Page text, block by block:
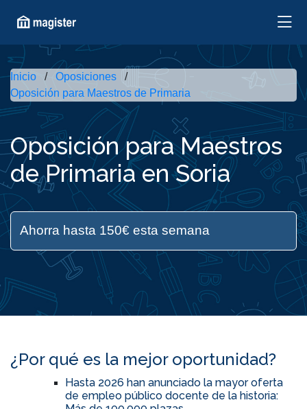
Inicio
Oposiciones
Oposición para Maestros de Primaria
Oposición para Maestros
de Primaria en Soria
Ahorra hasta 150€ esta semana
¿Por qué es la mejor oportunidad?
Hasta 2026 han anunciado la mayor oferta
de empleo público docente de la historia: